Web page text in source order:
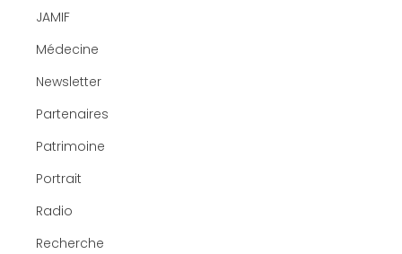
JAMIF
Médecine
Newsletter
Partenaires
Patrimoine
Portrait
Radio
Recherche